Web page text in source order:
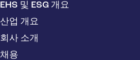
EHS 및 ESG 개요
산업 개요
회사 소개
채용